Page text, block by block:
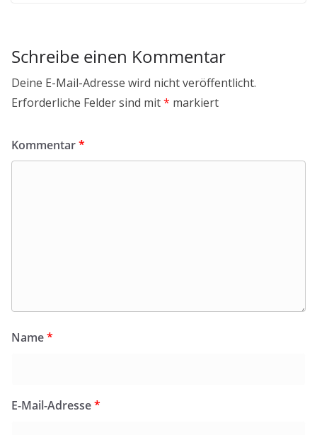
Schreibe einen Kommentar
Deine E-Mail-Adresse wird nicht veröffentlicht.
Erforderliche Felder sind mit* markiert
Kommentar*
Name*
E-Mail-Adresse*